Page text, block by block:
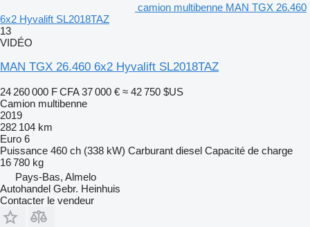
camion multibenne MAN TGX 26.460
6x2 Hyvalift SL2018TAZ
13
VIDÉO
MAN TGX 26.460 6x2 Hyvalift SL2018TAZ
24 260 000 F CFA 37 000 € ≈ 42 750 $US
Camion multibenne
2019
282 104 km
Euro 6
Puissance 460 ch (338 kW) Carburant diesel Capacité de charge
16 780 kg
Pays-Bas, Almelo
Autohandel Gebr. Heinhuis
Contacter le vendeur